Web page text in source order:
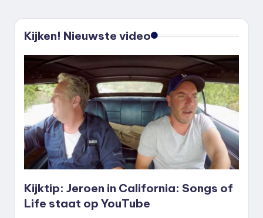
Kijken! Nieuwste video
Kijktip: Jeroen in California: Songs of
Life staat op YouTube